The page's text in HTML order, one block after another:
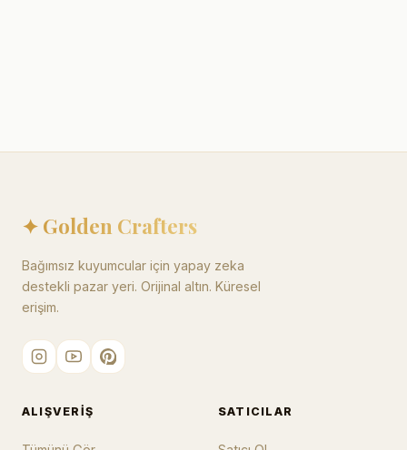
✦ Golden Crafters
Bağımsız kuyumcular için yapay zeka
destekli pazar yeri. Orijinal altın. Küresel
erişim.
ALIŞVERIŞ SATICILAR